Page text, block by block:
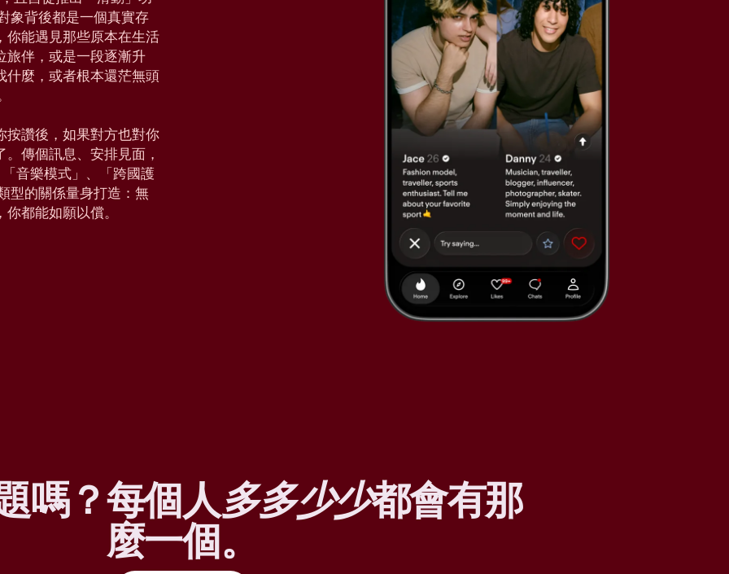
象背後都是一個真實存
你能遇見那些原本在生活
旅伴，或是一段逐漸升
什麼，或者根本還茫無頭
按讚後，如果對方也對你
傳個訊息、安排見面，
音樂模式」、「跨國護
型的關係量身打造：無
都能如願以償。
嗎？每個人多多少少都會有那
麼一個。